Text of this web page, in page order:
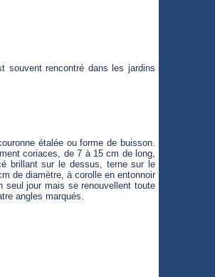
souvent rencontré dans les jardins
étalée ou forme de buisson.
coriaces, de 7 à 15 cm de long,
brillant sur le dessus, terne sur le
de diamètre, à corolle en entonnoir
seul jour mais se renouvellent toute
angles marqués.